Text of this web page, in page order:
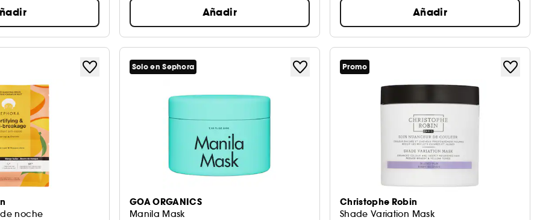
Añadir Añadir
noche
Solo en Sephora
GOA ORGANICS
Manila Mask
Promo
Christophe Robin
Shade Variation Mask